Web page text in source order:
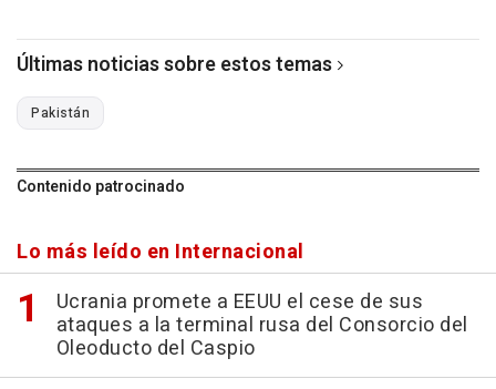
Últimas noticias sobre estos temas
Pakistán
Contenido patrocinado
Lo más leído en Internacional
Ucrania promete a EEUU el cese de sus
ataques a la terminal rusa del Consorcio del
Oleoducto del Caspio